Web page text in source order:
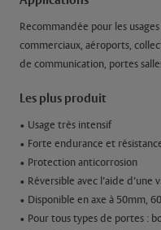
Recommandée pour les
commerciaux, aéroports,
de communication, portes
Les plus produit
• Usage très intensif
• Forte endurance et
• Protection anticorrosion
• Réversible avec l’aide d’une
• Disponible en axe à 50mm,
• Pour tous types de portes :